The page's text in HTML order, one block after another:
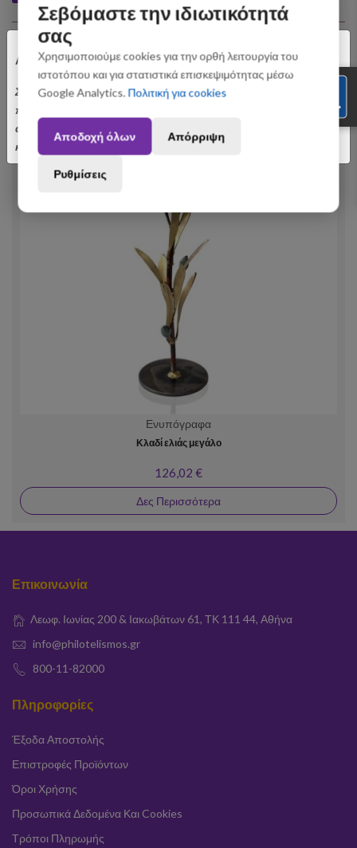
Αγαπητοί Πελάτες
Σας ενημερώνουμε ότι οι παραγγελίες που θα
πραγματοποιηθούν από 3 έως 31 Αυγούστου ενδέχεται να
αποσταλούν με σχετική καθυστέρηση. Ευχαριστούμε για την
κατανόηση.
Ενυπόγραφα
Κλαδί ελιάς μεγάλο
126,02 €
Δες Περισσότερα
Επικοινωνία
Λεωφ. Ιωνίας 200 & Ιακωβάτων 61, ΤΚ 111 44, Αθήνα
info@philotelismos.gr
800-11-82000
Πληροφορίες
Έξοδα Αποστολής
Επιστροφές Προϊόντων
Όροι Χρήσης
Προσωπικά Δεδομένα Και Cookies
Τρόποι Πληρωμής
Σεβόμαστε την ιδιωτικότητά
σας
Χρησιμοποιούμε cookies για την ορθή λειτουργία του
ιστοτόπου και για στατιστικά επισκεψιμότητας μέσω
Google Analytics. Πολιτική για cookies
Αποδοχή όλων Απόρριψη
Ρυθμίσεις